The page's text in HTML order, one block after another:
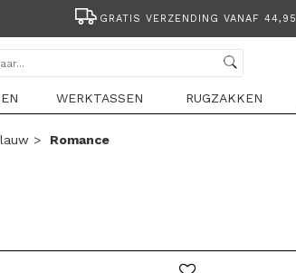
GRATIS VERZENDING VANAF 44,95
WERKTASSEN RUGZAKKEN
> Romance